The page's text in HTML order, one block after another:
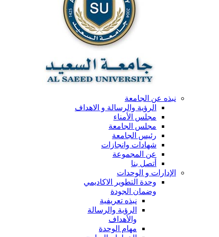
نبذه عن الجامعة
الرؤية والرسالة و الاهداف
مجلس الأمناء
مجلس الجامعة
رئيس الجامعة
شهادات وانجازات
عن المجموعة
أتصل بنا
الإدارات و الوحدات
وحدة التطوير الاكاديمي
وضمان الجودة
نبذه تعريفية
الرؤية والرسالة
والأهداف
مهام الوحدة